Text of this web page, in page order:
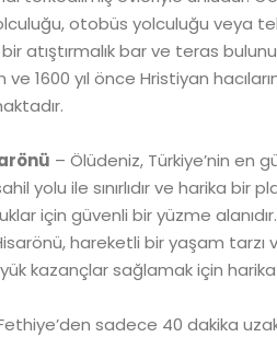
otobüs yolculuğu veya
atıştırmalık bar ve teras
ve 1600 yıl önce Hristiyan
– Ölüdeniz, Türkiye’nin en
yolu ile sınırlıdır ve harika bir
için güvenli bir yüzme
hareketli bir yaşam
kazançlar sağlamak için harika
sadece 40 dakika